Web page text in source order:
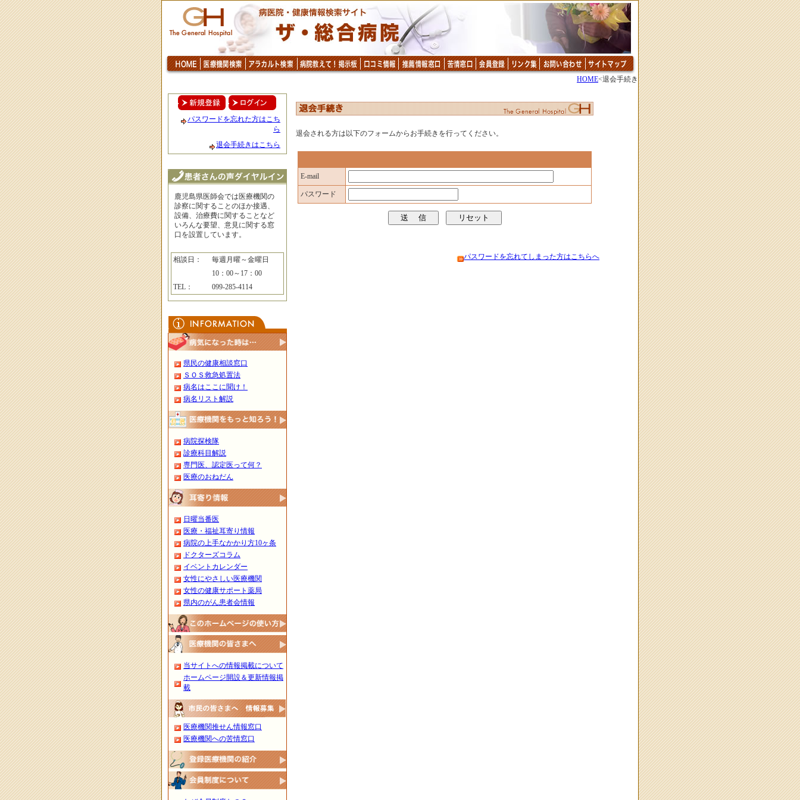
HOME<退会手続き
パスワードを忘れた方はこち
ら
退会手続きはこちら
鹿児島県医師会では医療機関の
診察に関することのほか接遇、
設備、治療費に関することなど
いろんな要望、意見に関する窓
口を設置しています。
相談日：
毎週月曜～金曜日
10：00～17：00
TEL：
099-285-4114
県民の健康相談窓口
ＳＯＳ救急処置法
病名はここに聞け！
病名リスト解説
病院探検隊
診療科目解説
専門医、認定医って何？
医療のおねだん
日曜当番医
医療・福祉耳寄り情報
病院の上手なかかり方10ヶ条
ドクターズコラム
イベントカレンダー
女性にやさしい医療機関
女性の健康サポート薬局
県内のがん患者会情報
当サイトへの情報掲載について
ホームページ開設＆更新情報掲
載
医療機関推せん情報窓口
医療機関への苦情窓口
退会される方は以下のフォームからお手続きを行ってください。
E-mail
パスワード
パスワードを忘れてしまった方はこちらへ